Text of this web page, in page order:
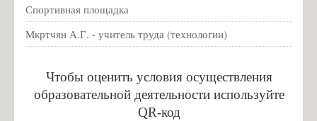
детских образовательных учреждений
Оператор курса «Россия – мои горизонты» отвечает на вопросы
Противодействие коррупции
Нормативные правовые и иные акты в сфере противодействия
Спортивная площадка
Мкртчян А.Г. - учитель труда (технологии)
Чтобы оценить условия осуществления
образовательной деятельности используйте
QR-код